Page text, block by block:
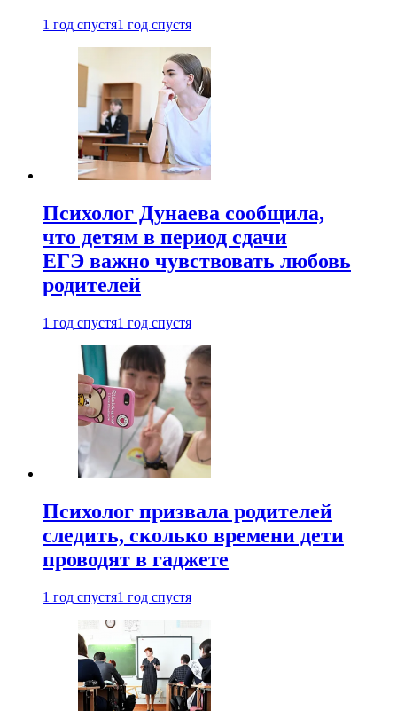
1 год спустя1 год спустя
Психолог Дунаева сообщила,
что детям в период сдачи
ЕГЭ важно чувствовать любовь
родителей
1 год спустя1 год спустя
Психолог призвала родителей
следить, сколько времени дети
проводят в гаджете
1 год спустя1 год спустя